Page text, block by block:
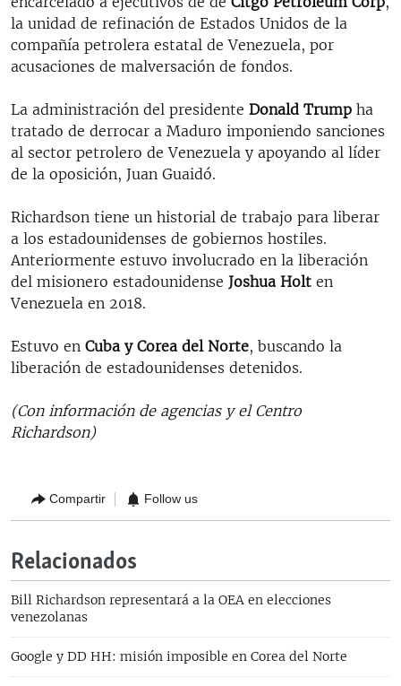
la unidad de refinación de Estados Unidos de la
compañía petrolera estatal de Venezuela, por
acusaciones de malversación de fondos.
La administración del presidente Donald Trump ha
tratado de derrocar a Maduro imponiendo sanciones
al sector petrolero de Venezuela y apoyando al líder
de la oposición, Juan Guaidó.
Richardson tiene un historial de trabajo para liberar
a los estadounidenses de gobiernos hostiles.
Anteriormente estuvo involucrado en la liberación
del misionero estadounidense Joshua Holt en
Venezuela en 2018.
Estuvo en Cuba y Corea del Norte, buscando la
liberación de estadounidenses detenidos.
(Con información de agencias y el Centro
Richardson)
Compartir Follow us
Relacionados
Bill Richardson representará a la OEA en elecciones
venezolanas
Google y DD HH: misión imposible en Corea del Norte